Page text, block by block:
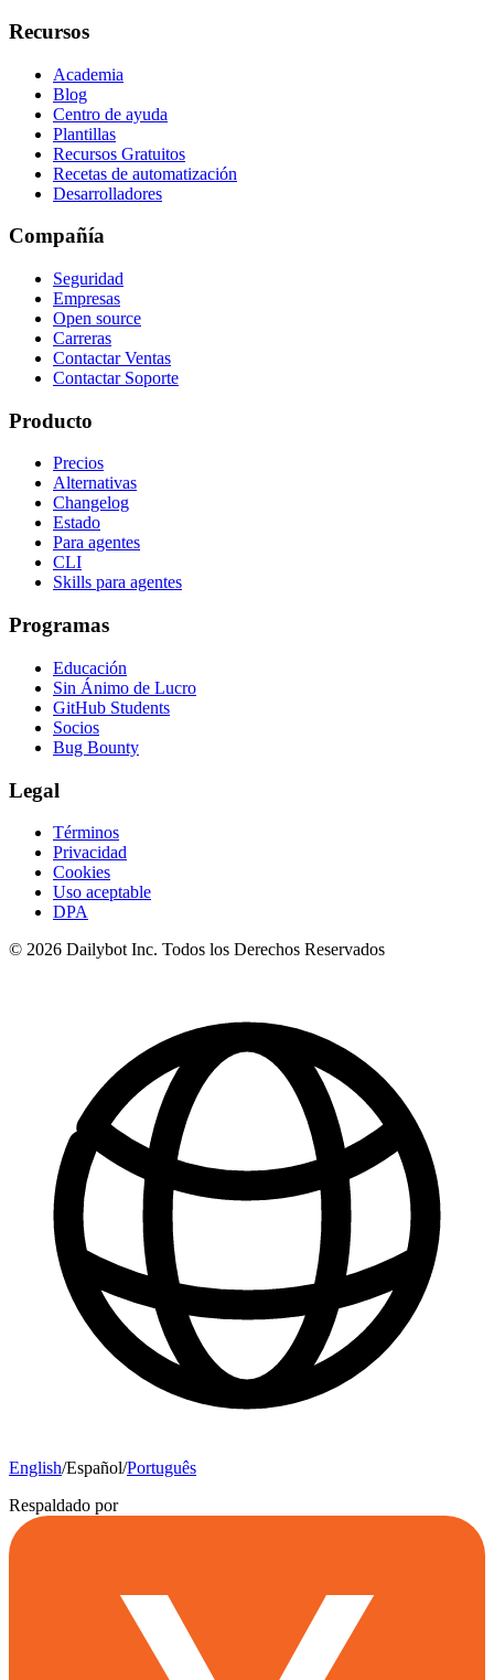
Recursos
Academia
Blog
Centro de ayuda
Plantillas
Recursos Gratuitos
Recetas de automatización
Desarrolladores
Compañía
Seguridad
Empresas
Open source
Carreras
Contactar Ventas
Contactar Soporte
Producto
Precios
Alternativas
Changelog
Estado
Para agentes
CLI
Skills para agentes
Programas
Educación
Sin Ánimo de Lucro
GitHub Students
Socios
Bug Bounty
Legal
Términos
Privacidad
Cookies
Uso aceptable
DPA
© 2026 Dailybot Inc. Todos los Derechos Reservados
English/Español/Português
Respaldado por